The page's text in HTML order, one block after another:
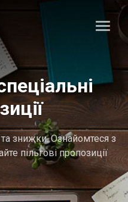
та знижки. Ознайомтеся з
пільгові пропозиції